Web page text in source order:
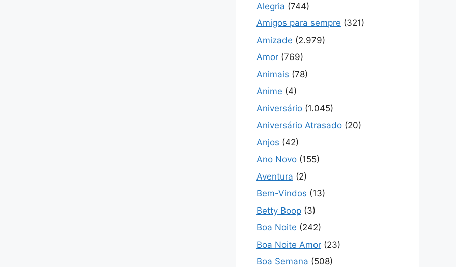
Alegria (744)
Amigos para sempre (321)
Amizade (2.979)
Amor (769)
Animais (78)
Anime (4)
Aniversário (1.045)
Aniversário Atrasado (20)
Anjos (42)
Ano Novo (155)
Aventura (2)
Bem-Vindos (13)
Betty Boop (3)
Boa Noite (242)
Boa Noite Amor (23)
Boa Semana (508)